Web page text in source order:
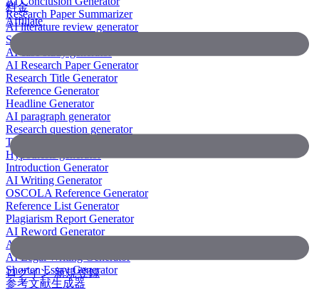
Research Paper Summarizer
AI literature review generator
Scientific Paper Summarizer
AI case study generator
AI Research Paper Generator
Research Title Generator
Reference Generator
Headline Generator
AI paragraph generator
Research question generator
Thesis paragraph generator
Hypothesis generator
Introduction Generator
AI Writing Generator
OSCOLA Reference Generator
Reference List Generator
Plagiarism Report Generator
AI Reword Generator
AI Bullet Point Generator
AI Legal Writing Generator
Shorten Essay Generator
参考文献生成器
料金
Affiliate
ログイン新規登録